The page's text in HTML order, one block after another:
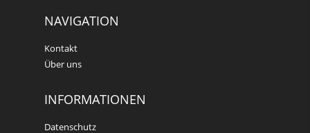
NAVIGATION
Kontakt
Über uns
INFORMATIONEN
Datenschutz